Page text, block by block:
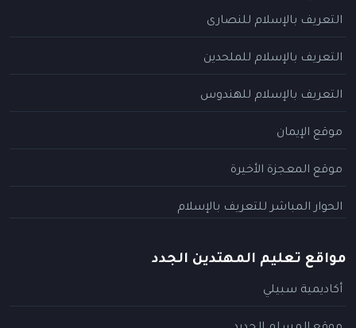
التعريف بالإسلام للنصارى
التعريف بالإسلام للملحدين
التعريف بالإسلام للهندوس
موقع الإيمان
موقع المعجزة الأخيرة
الحوار المباشر للتعريف بالإسلام
مواقع تعليم المهتدين الجدد
أكاديمية سبيلي